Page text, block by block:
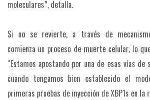
moleculares”, detalla.
Si no se revierte, a través de
comienza un proceso de muerte celular, lo
“Estamos apostando por una de esas vías de
cuando tengamos bien establecido el
primeras pruebas de inyección de XBP1s en la